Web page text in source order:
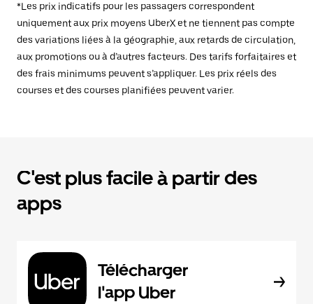
*Les prix indicatifs pour les passagers correspondent
uniquement aux prix moyens UberX et ne tiennent pas compte
des variations liées à la géographie, aux retards de circulation,
aux promotions ou à d’autres facteurs. Des tarifs forfaitaires et
des frais minimums peuvent s’appliquer. Les prix réels des
courses et des courses planifiées peuvent varier.
C'est plus facile à partir des
apps
Télécharger
l'app Uber